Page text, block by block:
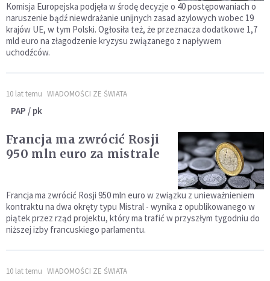
Komisja Europejska podjęła w środę decyzje o 40 postępowaniach o
naruszenie bądź niewdrażanie unijnych zasad azylowych wobec 19
krajów UE, w tym Polski. Ogłosiła też, że przeznacza dodatkowe 1,7
mld euro na złagodzenie kryzysu związanego z napływem
uchodźców.
10 lat temu WIADOMOŚCI ZE ŚWIATA
PAP / pk
Francja ma zwrócić Rosji
950 mln euro za mistrale
Francja ma zwrócić Rosji 950 mln euro w związku z unieważnieniem
kontraktu na dwa okręty typu Mistral - wynika z opublikowanego w
piątek przez rząd projektu, który ma trafić w przyszłym tygodniu do
niższej izby francuskiego parlamentu.
10 lat temu WIADOMOŚCI ZE ŚWIATA